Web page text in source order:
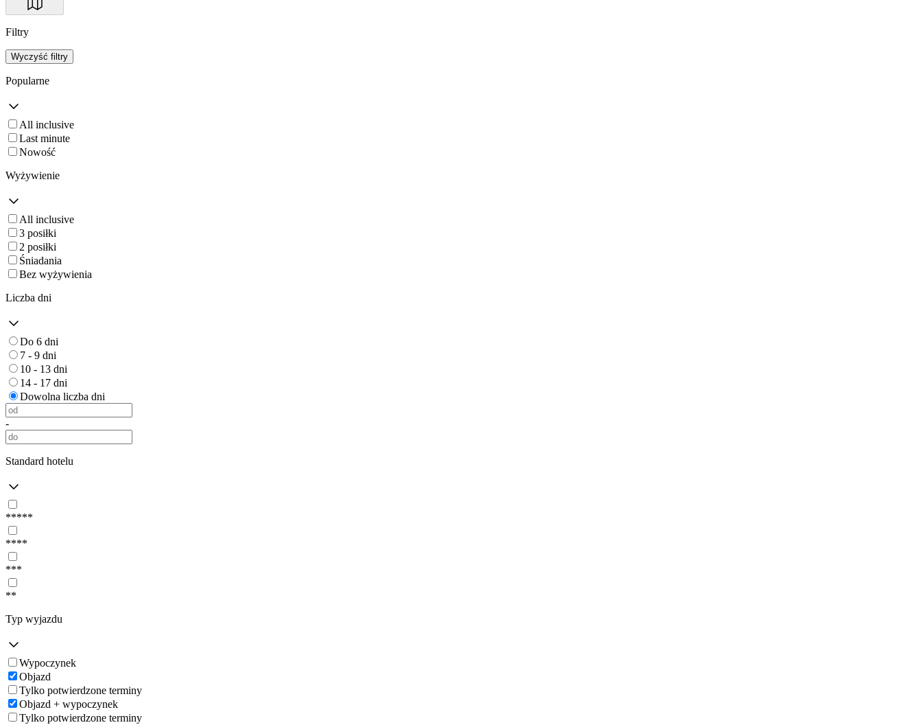
Filtry
Wyczyść filtry
Popularne
All inclusive
Last minute
Nowość
Wyżywienie
All inclusive
3 posiłki
2 posiłki
Śniadania
Bez wyżywienia
Liczba dni
Do 6 dni
7 - 9 dni
10 - 13 dni
14 - 17 dni
Dowolna liczba dni
-
Standard hotelu
*****
****
***
**
Typ wyjazdu
Wypoczynek
Objazd
Tylko potwierdzone terminy
Objazd + wypoczynek
Tylko potwierdzone terminy